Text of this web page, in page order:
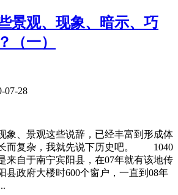
景观、现象、暗示、巧
（一）
07-28
象、景观这些说辞，已经丰富到形成体
而复杂，我就先说下历史吧。 1040
来自于南宁宾阳县，在07年就有该地传
县政府大楼时600个窗户，一直到08年